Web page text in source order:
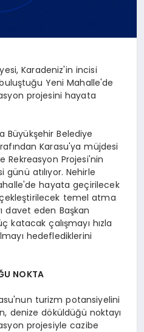
Karadeniz'in incisi
Yeni Mahalle'de
projesini hayata
Büyükşehir Belediye
Karasu'ya müjdesi
Rekreasyon Projesi'nin
atılıyor. Nehirle
hayata geçirilecek
temel atma
davet eden Başkan
katacak çalışmayı hızla
hedeflediklerini
NOKTA
turizm potansiyelini
denize döküldüğü noktayı
projesiyle cazibe